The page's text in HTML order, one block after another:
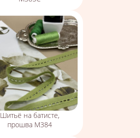
Шитьё на батисте,
прошва М384